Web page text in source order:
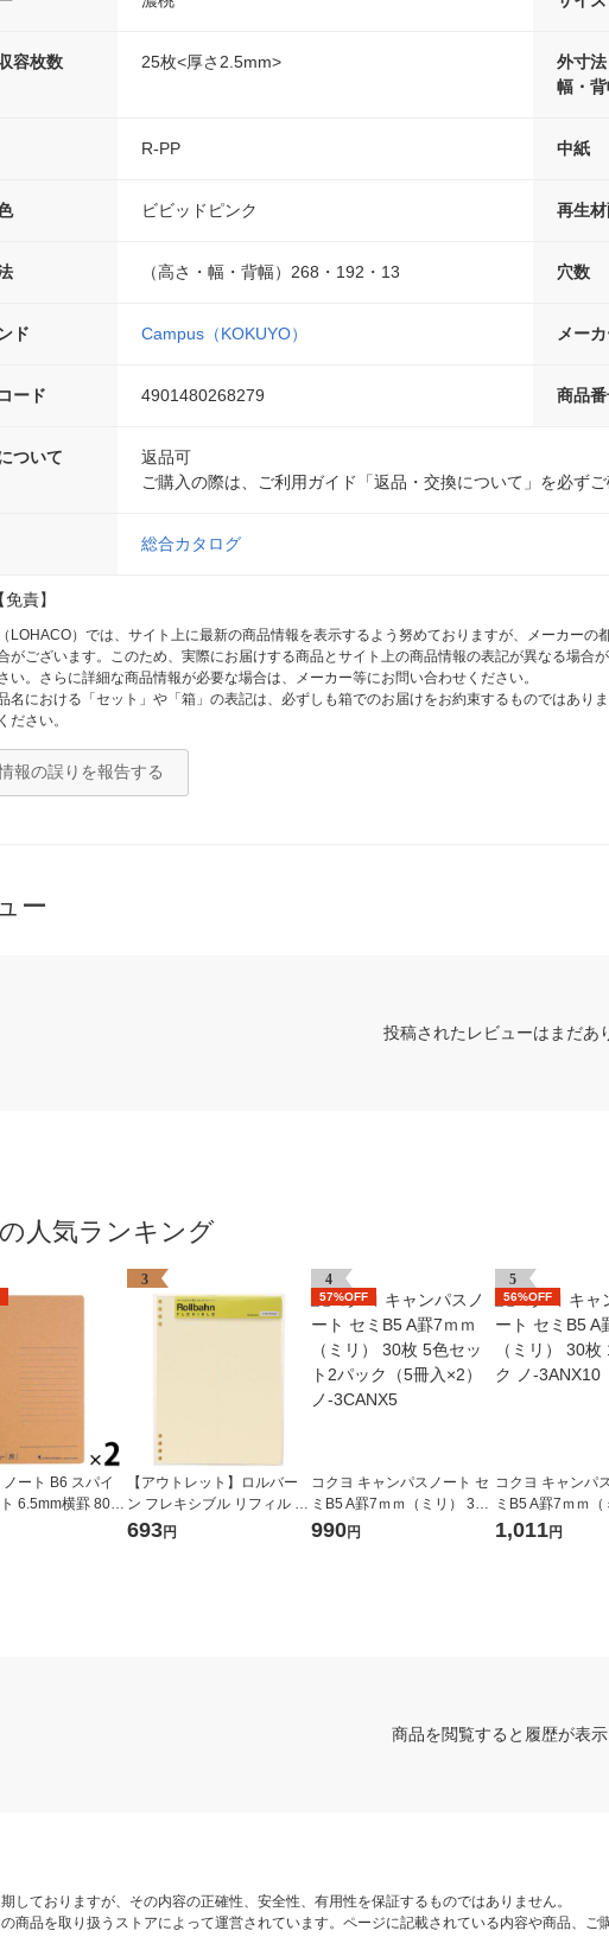
容枚数 25枚<厚さ2.5mm>
外寸法
幅・背
R-PP 中紙
ビビッドピンク 再生
（高さ・幅・背幅）268・192・13 穴数
ド Campus（KOKUYO） メー
ード 4901480268279 商品
ついて
返品可
ご購入の際は、ご利用ガイド「返品・交換について」を必ず
総合カタログ
責】
LOHACO）では、サイト上に最新の商品情報を表示するよう努めておりますが、メーカー
がございます。このため、実際にお届けする商品とサイト上の商品情報の表記が異なる場
い。さらに詳細な商品情報が必要な場合は、メーカー等にお問い合わせください。
名における「セット」や「箱」の表記は、必ずしも箱でのお届けをお約束するものではあ
ださい。
報の誤りを報告する
ー
投稿されたレビューはまだあ
人気ランキング
ート B6 スパイ
6.5mm横罫 80枚
冊
3
【アウトレット】ロルバー
ン フレキシブル リフィル A5
4分割 クリーム ノート デル
693円
4
57%OFF
コクヨ キャンパスノート セ
ミB5 A罫7ｍｍ（ミリ） 30
枚 5色セット2パック（5冊
990円
5
56%OFF
コクヨ キャンパ
ミB5 A罫7ｍｍ
枚 10冊パック ノ-
1,011円
商品を閲覧すると履歴が表
しておりますが、その内容の正確性、安全性、有用性を保証するものではありません。
商品を取り扱うストアによって運営されています。ページに記載されている内容や商品、ご